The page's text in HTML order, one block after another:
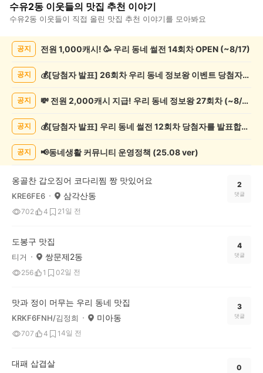
수유2동 이웃들의 맛집 추천 이야기
수유2동 이웃들이 직접 올린 맛집 추천 이야기를 모아봐요
목
공지 전원 1,000캐시! 🥳 우리 동네 썰전 14회차 OPEN (~8/17)
공지 💰[당첨자 발표] 26회차 우리 동네 정보왕 이벤트 당첨자를 발표합니다!
공지 💸 전원 2,000캐시 지급! 우리 동네 정보왕 27회차 (~8/10)
공지 💰[당첨자 발표] 우리 동네 썰전 12회차 당첨자를 발표합니다!
공지 📢동네생활 커뮤니티 운영정책 (25.08 ver)
옹골찬 갑오징어 코다리찜 짱 맛있어요
KRE6FE6 삼각산동
702 4 21일 전
2
댓글
도봉구 맛집
티거 쌍문제2동
256 1 02일 전
4
댓글
맛과 정이 머무는 우리 동네 맛집
KRKF6FNH/김정희 미아동
707 4 14일 전
3
댓글
대패 삽겹살 0